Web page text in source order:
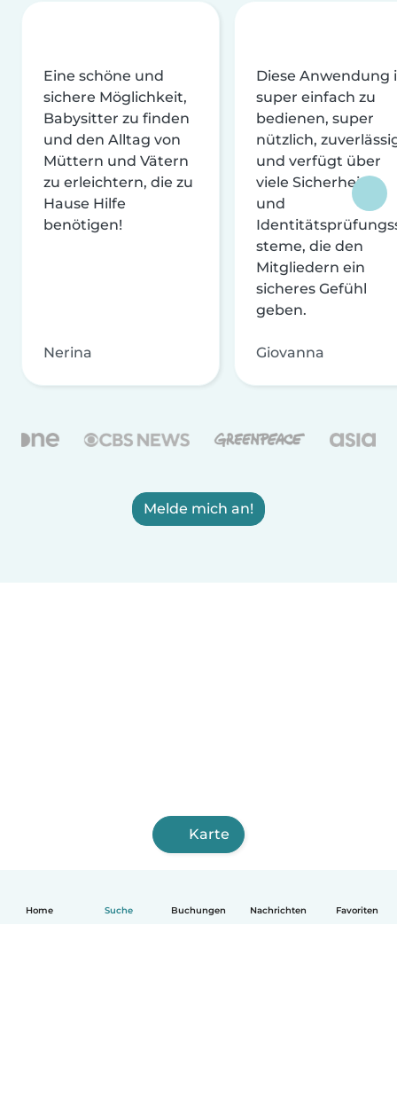
Home Suche Buchungen Nachrichten Favoriten
Eine schöne und
sichere Möglichkeit,
Babysitter zu finden
und den Alltag von
Müttern und Vätern
zu erleichtern, die zu
Hause Hilfe
benötigen!
Nerina
Diese Anwendung
super einfach zu
bedienen, super
nützlich,
und verfügt über
viele Sicherheits-
und
steme, die den
Mitgliedern ein
sicheres Gefühl
geben.
Giovanna
Melde mich an!
Karte